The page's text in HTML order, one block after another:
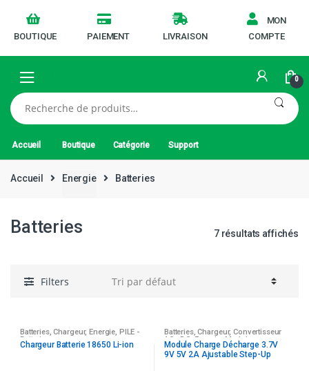
BOUTIQUE PAIEMENT LIVRAISON
MON
COMPTE
0
Recherche
pour :
Accueil Boutique Catégorie Support
Accueil Energie Batteries
Batteries 7 résultats affichés
Filters
Batteries,Chargeur, Energie, PILE -
Batterie
Chargeur Batterie 18650 Li-ion
Batteries,Chargeur,Convertisseur
AC - DC Energie ,Module
Module Charge Décharge 3.7V
9V 5V 2A Ajustable Step-Up